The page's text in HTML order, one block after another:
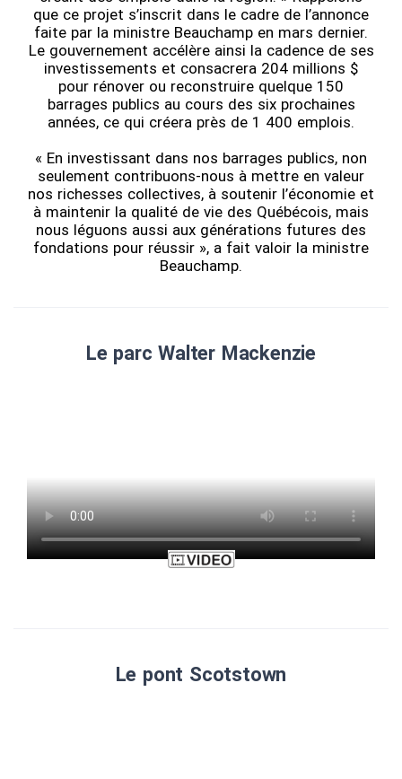
que ce projet s’inscrit dans le cadre de l’annonce
faite par la ministre Beauchamp en mars dernier.
Le gouvernement accélère ainsi la cadence de ses
investissements et consacrera 204 millions $
pour rénover ou reconstruire quelque 150
barrages publics au cours des six prochaines
années, ce qui créera près de 1 400 emplois.
« En investissant dans nos barrages publics, non
seulement contribuons-nous à mettre en valeur
nos richesses collectives, à soutenir l’économie et
à maintenir la qualité de vie des Québécois, mais
nous léguons aussi aux générations futures des
fondations pour réussir », a fait valoir la ministre
Beauchamp.
Le parc Walter Mackenzie
Le pont Scotstown